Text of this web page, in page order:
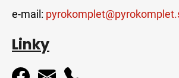
e-mail:
Linky